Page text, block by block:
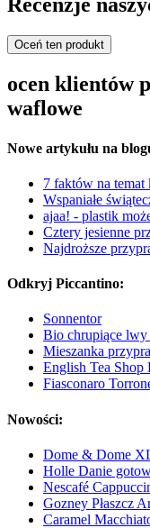
Recenzje
Oceń ten produkt
ocen klientów
waflowe
Nowe artykułu na
7 faktów na temat
Wspaniałe
ajaa! - plastik
Cztery jesienne
Najdroższe
Odkryj Piccantino:
Sonnentor
Bio chrupiące lwy
Mieszanka
English Tea
Fiasconaro
Nowości:
Dome & Dome
Holle Danie
Nescafé
Gozney Płaszcz
Caramel